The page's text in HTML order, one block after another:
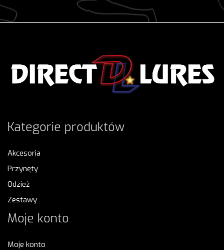
Kategorie produktów
Akcesoria
Przynęty
Odzież
Zestawy
Moje konto
Moje konto